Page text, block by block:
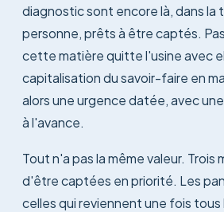
diagnostic sont encore là, dans la
personne, prêts à être captés.
cette matière quitte l'usine avec
capitalisation du savoir-faire en
alors une urgence datée, avec
à l'avance.
Tout n'a pas la même valeur.
d'être captées en priorité. Les
celles qui reviennent une fois tous